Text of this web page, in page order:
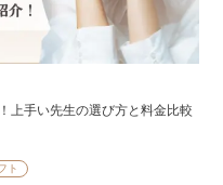
上手い先生の選び方と料金比較
ト